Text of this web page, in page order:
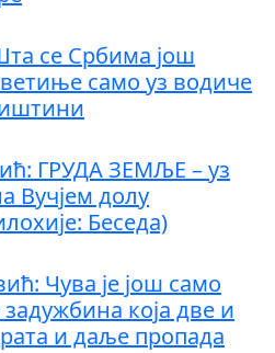
се Србима још
само уз водиче
ГРУДА ЗЕМЉЕ – уз
Вучјем долу
Беседа)
Чува је још само
која две и
и даље пропада